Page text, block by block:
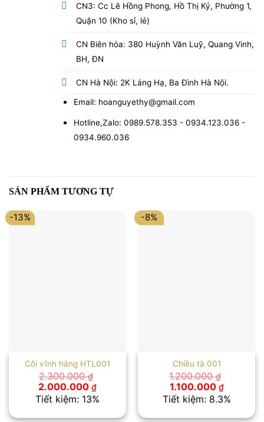
CN3: Cc Lê Hồng Phong, Hồ Thị Kỷ, Phường 1,
Quận 10 (Kho sỉ, lẻ)
CN Biên hòa: 380 Huỳnh Văn Luỹ, Quang Vinh,
BH, ĐN
CN Hà Nội: 2K Láng Hạ, Ba Đình Hà Nội.
Email: hoanguyethy@gmail.com
Hotline,Zalo: 0989.578.353 - 0934.123.036 -
0934.960.036
SẢN PHẨM TƯƠNG TỰ
-13%
Cõi vĩnh hằng HTL001
2.300.000₫
Giá
gốc
là:
2.000.000 ₫Giá
hiện
tại
Tiết kiệm: 13%
-8%
Chiều tà 001
1.200.000₫
Giá
gốc
là:
1.100.000 ₫Giá
hiện
tại
Tiết kiệm: 8.3%